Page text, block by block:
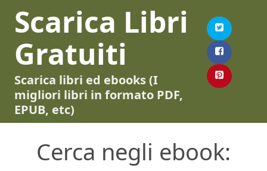
Scarica Libri
Gratuiti
Scarica libri ed ebooks (I
migliori libri in formato PDF,
EPUB, etc)
Cerca negli ebook: